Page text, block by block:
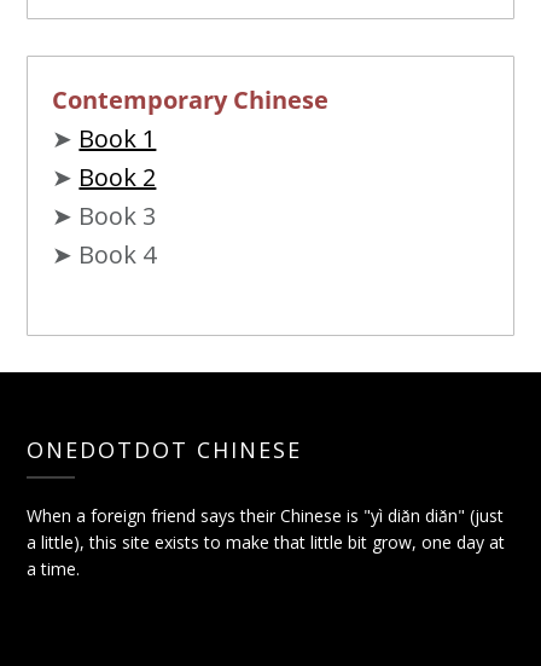
Contemporary Chinese
➤ Book 1
➤ Book 2
➤ Book 3
➤ Book 4
ONEDOTDOT CHINESE
When a foreign friend says their Chinese is "yì diǎn diǎn" (just
a little), this site exists to make that little bit grow, one day at
a time.